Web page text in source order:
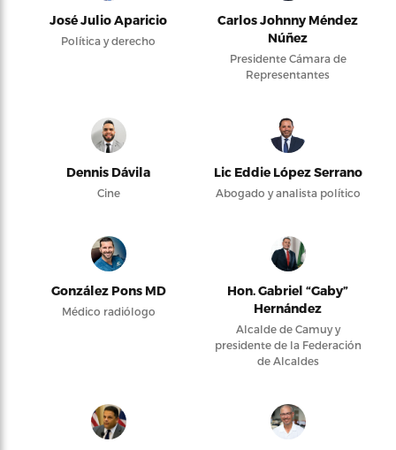
José Julio Aparicio
Política y derecho
Carlos Johnny Méndez
Núñez
Presidente Cámara de
Representantes
Dennis Dávila
Cine
Lic Eddie López Serrano
Abogado y analista político
González Pons MD
Médico radiólogo
Hon. Gabriel “Gaby”
Hernández
Alcalde de Camuy y
presidente de la Federación
de Alcaldes